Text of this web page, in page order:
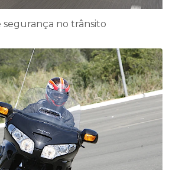
no trânsito